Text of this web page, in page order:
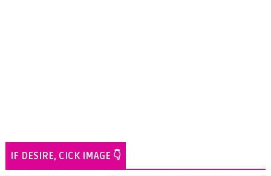
IF DESIRE, CICK IMAGE 👇